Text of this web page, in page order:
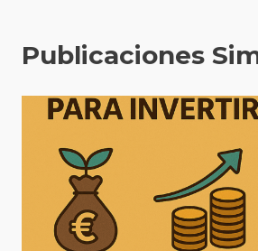
Publicaciones